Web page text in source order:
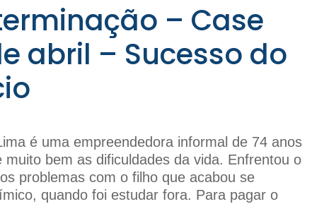
– Case
abril – Sucesso do
é uma empreendedora informal de 74 anos
muito bem as dificuldades da vida. Enfrentou o
problemas com o filho que acabou se
quando foi estudar fora. Para pagar o